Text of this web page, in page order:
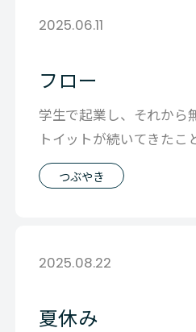
2025.06.11
フロー
学生で起業し、それから
トイットが続いてきたこ
は「運が良かった」こと
つぶやき
2025.08.22
夏休み